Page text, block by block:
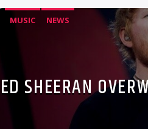
MUSIC NEWS
ED SHEERAN